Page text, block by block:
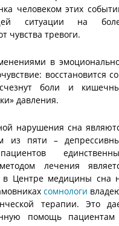
человеком этих
ситуации на
чувства тревоги.
в
восстановится
боли и
давления.
нарушения сна
из пяти –
лечения
в Центре медицины сна
сомнологи
терапии. Это
помощь